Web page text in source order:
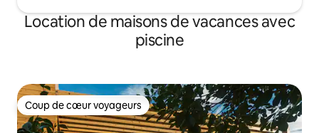
Location de maisons de vacances avec
piscine
Coup de cœur voyageurs
Coup de cœur voyageurs